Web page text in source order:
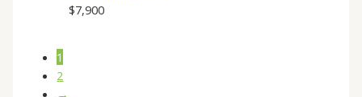
$7,900
1
2